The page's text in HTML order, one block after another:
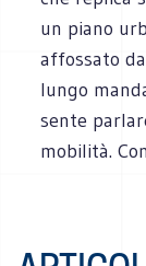
un piano
affossato
lungo
sente
mobilità.